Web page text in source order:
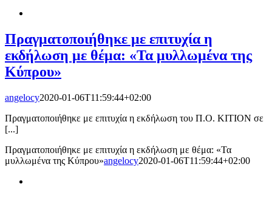
Πραγματοποιήθηκε με επιτυχία η
εκδήλωση με θέμα: «Τα μυλλωμένα της
Κύπρου»
angelocy2020-01-06T11:59:44+02:00
Πραγματοποιήθηκε με επιτυχία η εκδήλωση του Π.Ο. ΚΙΤΙΟΝ σε
[...]
Πραγματοποιήθηκε με επιτυχία η εκδήλωση με θέμα: «Τα
μυλλωμένα της Κύπρου»angelocy2020-01-06T11:59:44+02:00